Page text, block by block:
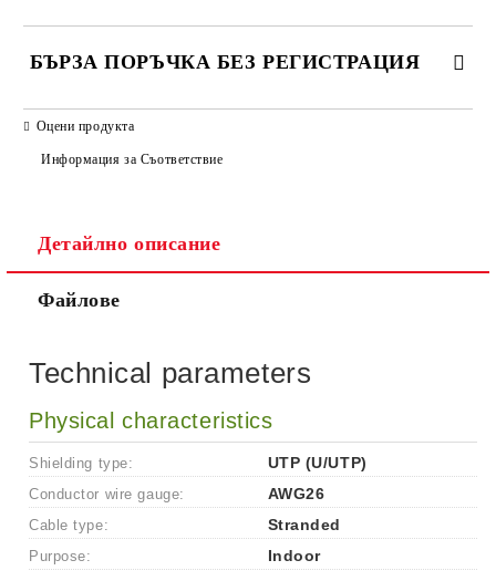
БЪРЗА ПОРЪЧКА БЕЗ РЕГИСТРАЦИЯ
Ние ще се свържем с вас в рамките на работния ден.
Оцени продукта
Информация за Съответствие
Детайлно описание
Файлове
Technical parameters
Physical characteristics
Shielding type:
UTP (U/UTP)
Conductor wire gauge:
AWG26
Cable type:
Stranded
Purpose:
Indoor